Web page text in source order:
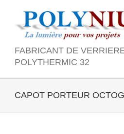
content
FABRICANT DE
POLYTHERMIC 32
CAPOT PORTEUR